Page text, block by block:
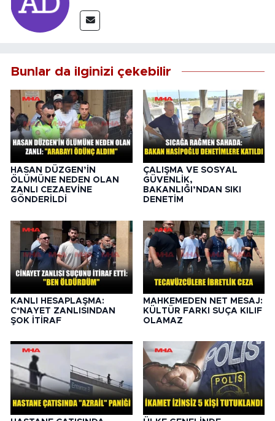
Bunlar da ilginizi çekebilir
HASAN DÜZGEN’İN
ÖLÜMÜNE NEDEN OLAN
ZANLI CEZAEVİNE
GÖNDERİLDİ
ÇALIŞMA VE SOSYAL
GÜVENLİK,
BAKANLIĞI’NDAN SIKI
DENETİM
KANLI HESAPLAŞMA:
C*NAYET ZANLISINDAN
ŞOK İTİRAF
MAHKEMEDEN NET MESAJ:
KÜLTÜR FARKI SUÇA KILIF
OLAMAZ